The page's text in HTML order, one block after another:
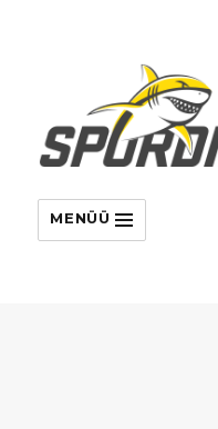
MENÜÜ